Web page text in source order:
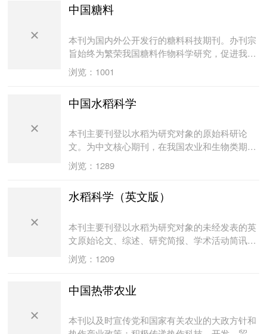
保护、调制分级、生理生化、综合信息、实用技
中国糖料
本刊为国内外公开发行的糖料科技期刊。办刊宗
旨始终为繁荣我国糖料作物科学研究，促进我国
制糖工业和糖料作物（甘蔗、甜菜、甜叶菊、甜
高粱等）的育种、良种繁育、耕作栽培、病虫害
科研成果、高产栽培技术及国内外糖料作物科
大专院校有关专业师生、糖厂的技术人员及糖料
作物种植户等。
浏览：1001
中国水稻科学
本刊主要刊登以水稻为研究对象的原始科研论
文。为中文核心期刊，在我国农业和生物类期刊
中影响因子名列前茅，被20余种国内外数据库及
检索刊物收录，如联合国粮农组织的AGRIS数据
库；国际水稻研究所的水稻文献数据库；美国
Cambridge Scientific Abstracts数据库及其系列期
刊；国内大多与农业及生物有关的数据库及检索
浏览：1289
水稻科学（英文版）
本刊主要刊登以水稻为研究对象的未经发表的英
文原始论文、综述、研究简报、学术活动简讯
等，内容涉及水稻研究的各个领域。旨在直接对
外传递和交流水稻科学信息，扩大我国水稻科学
使之成为我国与国际水稻界有机结合的一条有效
浏览：1209
中国热带农业
本刊以及时宣传党和国家有关农业的大政方针和